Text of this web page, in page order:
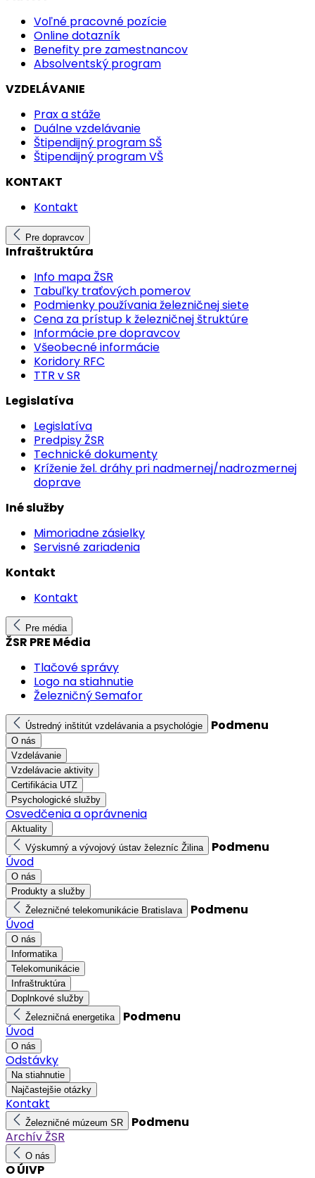
Voľné pracovné pozície
Online dotazník
Benefity pre zamestnancov
Absolventský program
VZDELÁVANIE
Prax a stáže
Duálne vzdelávanie
Štipendijný program SŠ
Štipendijný program VŠ
KONTAKT
Kontakt
Pre dopravcov
Infraštruktúra
Info mapa ŽSR
Tabuľky traťových pomerov
Podmienky používania železničnej siete
Cena za prístup k železničnej štruktúre
Informácie pre dopravcov
Všeobecné informácie
Koridory RFC
TTR v SR
Legislatíva
Legislatíva
Predpisy ŽSR
Technické dokumenty
Kríženie žel. dráhy pri nadmernej/nadrozmernej
doprave
Iné služby
Mimoriadne zásielky
Servisné zariadenia
Kontakt
Kontakt
Pre média
ŽSR PRE Média
Tlačové správy
Logo na stiahnutie
Železničný Semafor
Ústredný inštitút vzdelávania a psychológie Podmenu
O nás
Vzdelávanie
Vzdelávacie aktivity
Certifikácia UTZ
Psychologické služby
Osvedčenia a oprávnenia
Aktuality
Výskumný a vývojový ústav železníc Žilina
Podmenu
Úvod
O nás
Produkty a služby
Železničné telekomunikácie Bratislava
Podmenu
Úvod
O nás
Informatika
Telekomunikácie
Infraštruktúra
Doplnkové služby
Železničná energetika
Podmenu
Úvod
O nás
Odstávky
Na stiahnutie
Najčastejšie otázky
Kontakt
Železničné múzeum SR
Podmenu
Archív ŽSR
O nás
O ÚIVP